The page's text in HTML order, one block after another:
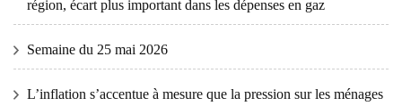
région, écart plus important dans les dépenses en gaz
Semaine du 25 mai 2026
L’inflation s’accentue à mesure que la pression sur les ménages